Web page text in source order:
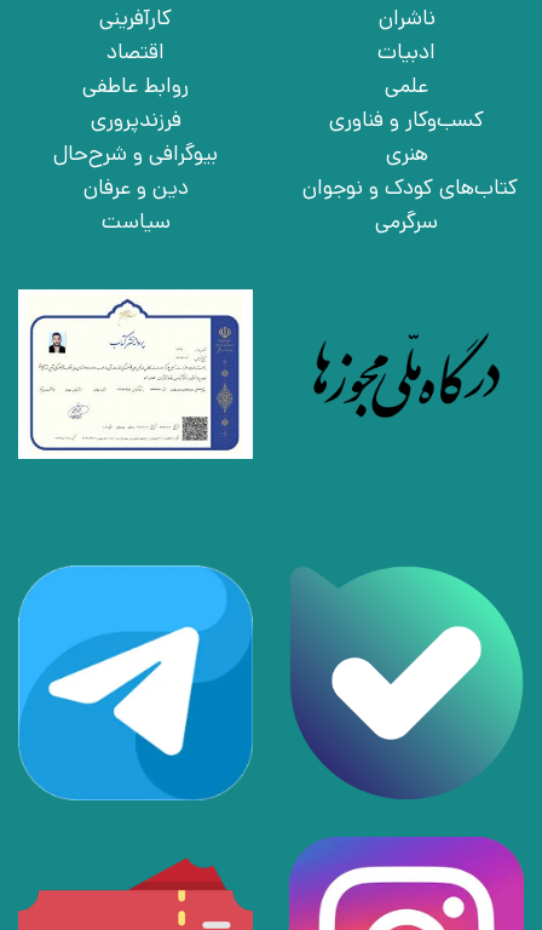
ناشران
ادبیات
علمی
کسب‌وکار و فناوری
هنری
کتاب‌های کودک و نوجوان
سرگرمی
کارآفرینی
اقتصاد
روابط عاطفی
فرزندپروری
بیوگرافی و شرح‌حال
دین و عرفان
سیاست